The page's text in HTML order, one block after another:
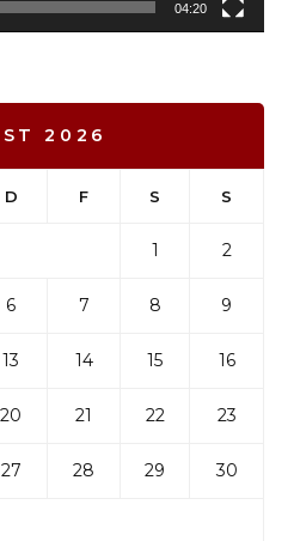
04:20
2026
D F S S
1 2
6 7 8 9
13 14 15 16
20 21 22 23
27 28 29 30